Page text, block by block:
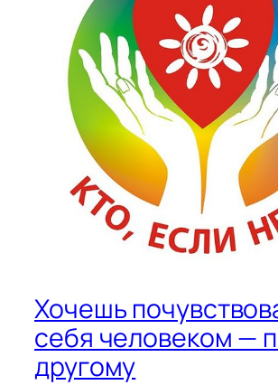
Хочешь
себя человеком —
другому